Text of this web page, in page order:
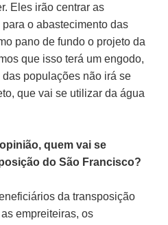
Eles irão centrar as
o abastecimento das
pano de fundo o projeto da
que isso terá um engodo,
populações não irá se
que vai se utilizar da água
quem vai se
do São Francisco?
da transposição
empreiteiras, os